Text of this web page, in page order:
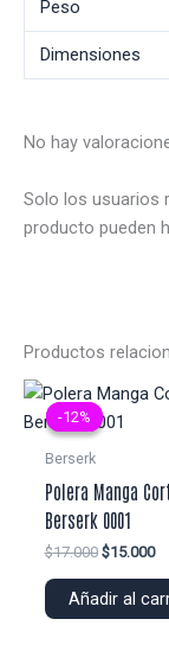
Peso
Dimensiones
No hay
Solo los usuarios
producto pueden
Productos
-12%
-12%
Berserk
Polera Manga
Berserk 0001
$17.000 El
original
$15.000El
Añadir al